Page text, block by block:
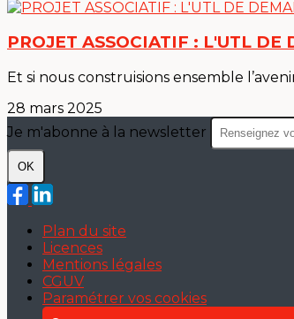
PROJET ASSOCIATIF : L'UTL DE
Et si nous construisions ensemble
28 mars 2025
Je m'abonne à la newsletter
OK
Plan du site
Licences
Mentions légales
CGUV
Paramétrer vos cookies